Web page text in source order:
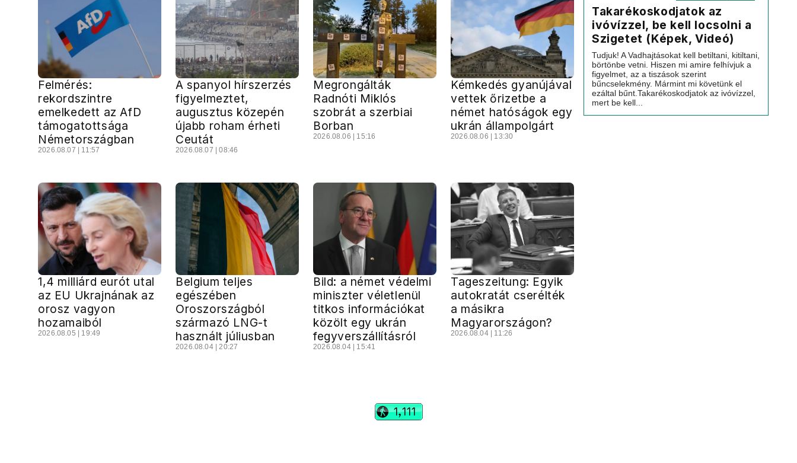
Felmérés:
rekordszintre
emelkedett az AfD
támogatottsága
Németországban
2026.08.07 | 11:57
A spanyol hírszerzés
figyelmeztet,
augusztus közepén
újabb roham érheti
Ceutát
2026.08.07 | 08:46
Megrongálták
Radnóti Miklós
szobrát a szerbiai
Borban
2026.08.06 | 15:16
Kémkedés gyanújával
vettek őrizetbe a
német hatóságok egy
ukrán állampolgárt
2026.08.06 | 13:30
1,4 milliárd eurót utal
az EU Ukrajnának az
orosz vagyon
hozamaiból
2026.08.05 | 19:49
Belgium teljes
egészében
Oroszországból
származó LNG-t
használt júliusban
2026.08.04 | 20:27
Bild: a német védelmi
miniszter véletlenül
titkos információkat
közölt egy ukrán
fegyverszállításról
2026.08.04 | 15:41
Tageszeitung: Egyik
autokratát cserélték
a másikra
Magyarországon?
2026.08.04 | 11:26
Takarékoskodjatok az
ivóvízzel, be kell locsolni a
Szigetet (Képek, Videó)
Tudjuk! A Vadhajtásokat kell betiltani, kitiltani,
börtönbe vetni. Hiszen mi amire felhívjuk a
figyelmet, az a tiszások szerint
bűncselekmény. Mármint mi követünk el
ezáltal bűnt.Takarékoskodjatok az ivóvízzel,
mert be kell...